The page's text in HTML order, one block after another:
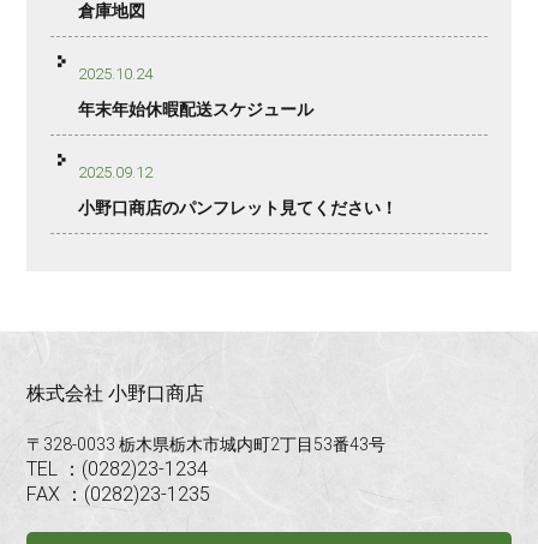
倉庫地図
2025.10.24
年末年始休暇配送スケジュール
2025.09.12
小野口商店のパンフレット見てください！
株式会社 小野口商店
〒328-0033 栃木県栃木市城内町2丁目53番43号
TEL ：(0282)23-1234
FAX ：(0282)23-1235